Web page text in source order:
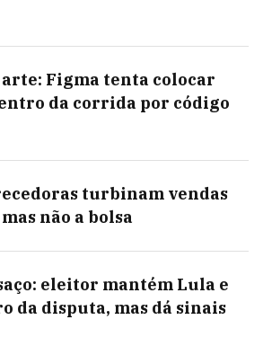
Figma tenta colocar
da corrida por código
turbinam vendas
não a bolsa
eleitor mantém Lula e
da disputa, mas dá sinais